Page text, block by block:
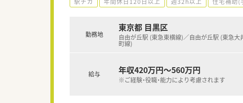
勤務地
東京都 目黒区
自由が丘駅 (東急東横線)／自由が丘駅 (東急大
町線)
給与 年収420万円～560万円
※ご経験・役職・能力により考慮されます